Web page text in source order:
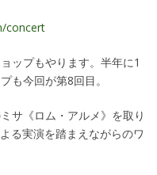
concert
ップもやります。半年に1
も今回が第8回目。
サ《ロム・アルメ》を取り
る実演を踏まえながらのワ